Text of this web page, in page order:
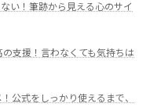
い！筆跡から見える心のサイ
支援！言わなくても気持ちは
公式をしっかり使えるまで、